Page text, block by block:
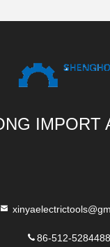
IMPORT
86-512-